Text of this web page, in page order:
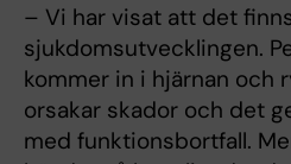
– Vi har visat att det
sjukdomsutvecklingen.
kommer in i hjärnan och
orsakar skador och det
med funktionsbortfall.